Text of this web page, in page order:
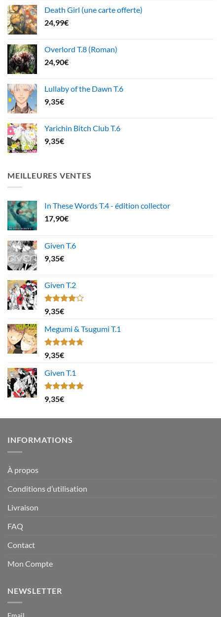
Death Girl (une carte offerte)
24,99€
Overlord T.8 (Roman)
24,90€
Lullaby of the Dawn T.6
9,35€
Yarichin Bitch Club T.6
9,35€
MEILLEURES VENTES
In These Words T.4 - édition collector
17,90€
Given T.6
9,35€
Given T.2
Note
4.00
5
9,35€
Megumi & Tsugumi T.1
Note4.67
sur 5
9,35€
Given T.1
Note5.00
sur 5
9,35€
INFORMATIONS
À propos
Conditions d’utilisation
Livraison
FAQ
Contact
Mon Compte
NEWSLETTER